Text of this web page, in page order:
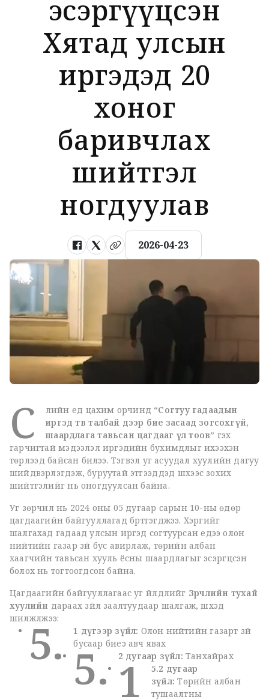
эсэргүүцсэн
Хятад улсын
иргэдэд 20
хоног
баривчлах
шийтгэл
ногдуулав
2026-04-23
С үүлийн үед цахим орчинд “Согтуу гадаадын
иргэд төв талбай дээр бие засаад зогсохгүй,
шаардлага тавьсан цагдааг үл тоов” гэх
гарчигтай мэдээлэл иргэдийн бухимдлыг ихээхэн
төрүүлээд байсан билээ. Тэгвэл уг асуудал хуулийн дагуу
шийдвэрлэгдэж, буруутай этгээдүүдэд шүүхээс зохих
шийтгэлийг нь оногдуулсан байна.
Уг зөрчил нь 2024 оны 05 дугаар сарын 10-ны өдөр
цагдаагийн байгууллагад бүртгэгджээ. Хэргийг
шалгахад гадаад улсын иргэд согтуурсан үедээ олон
нийтийн газар зүй бус авирлаж, төрийн албан
хаагчийн тавьсан хууль ёсны шаардлагыг эсэргүүцсэн
болох нь тогтоогдсон байна.
Цагдаагийн байгууллагаас уг үйлдлийг Зөрчлийн тухай
хуулийн дараах зүйл заалтуудаар шалгаж, шүүхэд
шилжүүлжээ:
5. 1 дүгээр зүйл: Олон нийтийн газарт зүй
бусаар биеэ авч явах
5. 2 дугаар зүйл: Танхайрах
1
5.2 дугаар
зүйл: Төрийн албан
тушаалтны